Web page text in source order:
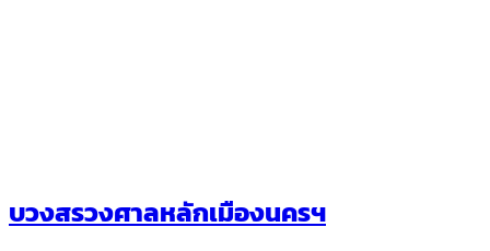
บวงสรวงศาลหลักเมืองนครฯ